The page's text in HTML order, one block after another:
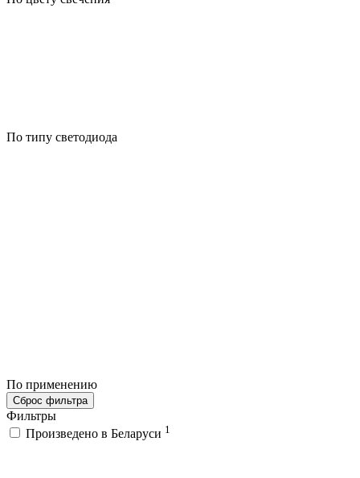
По типу светодиода
По применению
Сброс фильтра
Фильтры
Произведено в Беларуси 1